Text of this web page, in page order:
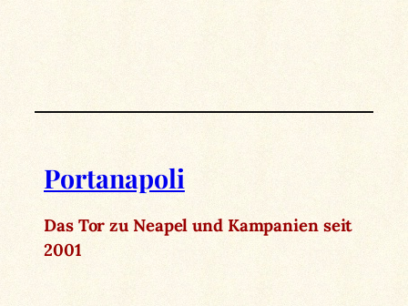
Portanapoli
Das Tor zu Neapel und Kampanien seit
2001